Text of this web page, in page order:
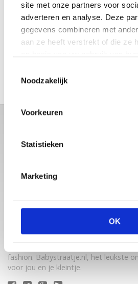
site met onze partners voor
adverteren en analyse. Deze
gegevens combineren met
aan ze heeft verstrekt of die ze
Noodzakelijk
Voorkeuren
Statistieken
Marketing
OK
MAMA
Babystraatje.nl is een uniek platform
jonge moeders. Een online
inspirerende blogs en handige
fashion. Babystraatje.nl, het leukste
voor jou en je kleintje.